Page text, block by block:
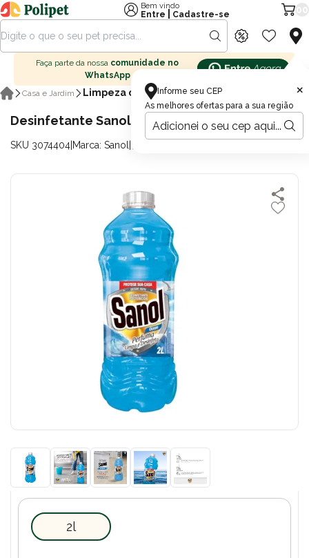
Informe seu CEP
As melhores ofertas para a sua região
×
Bem vindo
Entre
Cadastre-se
Faça parte da nossa comunidade no
WhatsApp
Casa e Jardim
Limpeza de Ambiente
Desinfetante Sanol Ocean 2 litros
SKU 3074404 Marca: Sanol
2l